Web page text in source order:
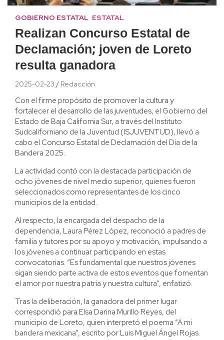
GOBIERNO ESTATAL ESTATAL
Realizan Concurso Estatal de
Declamación; joven de Loreto
resulta ganadora
2025-02-23 Redacción
Con el firme propósito de promover la cultura y
fortalecer el desarrollo de las juventudes, el Gobierno del
Estado de Baja California Sur, a través del Instituto
Sudcaliforniano de la Juventud (ISJUVENTUD), llevó a
cabo el Concurso Estatal de Declamación del Día de la
Bandera 2025.
La actividad contó con la destacada participación de
ocho jóvenes de nivel medio superior, quienes fueron
seleccionados como representantes de los cinco
municipios de la entidad.
Al respecto, la encargada del despacho de la
dependencia, Laura Pérez López, reconoció a padres de
familia y tutores por su apoyo y motivación, impulsando a
los jóvenes a continuar participando en estas
convocatorias. “Es fundamental que nuestros jóvenes
sigan siendo parte activa de estos eventos que fomentan
el amor por nuestra patria y nuestra cultura”, enfatizó.
Tras la deliberación, la ganadora del primer lugar
correspondió para Elsa Darina Murillo Reyes, del
municipio de Loreto, quien interpretó el poema “A mi
bandera mexicana”, escrito por Luis Miguel Ángel Rojas.